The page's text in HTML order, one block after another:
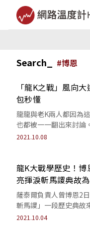
Search_ #博恩
「龍K之戰」風向
包秒懂
龍龍與老K兩人都因為
也都被一一翻出來討論。
2021.10.08
龍K大戰學歷史！
亮揮淚斬馬謖典故
薩泰爾負責人曾博恩2
斬馬謖」一段歷史典故
知道為什麼嗎？
2021.10.04